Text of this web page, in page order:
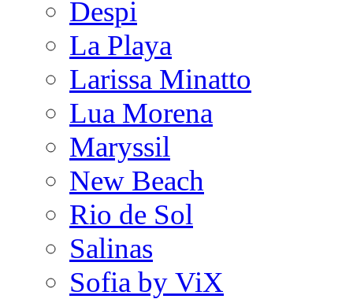
Despi
La Playa
Larissa Minatto
Lua Morena
Maryssil
New Beach
Rio de Sol
Salinas
Sofia by ViX